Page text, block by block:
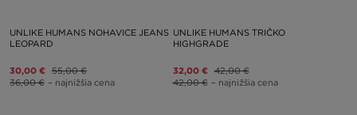
UNLIKE HUMANS NOHAVICE JEANS
LEOPARD
30,00 € 55,00 €
36,00 € – najnižšia cena
UNLIKE HUMANS TRIČKO
HIGHGRADE
32,00 € 42,00 €
42,00 € – najnižšia cena